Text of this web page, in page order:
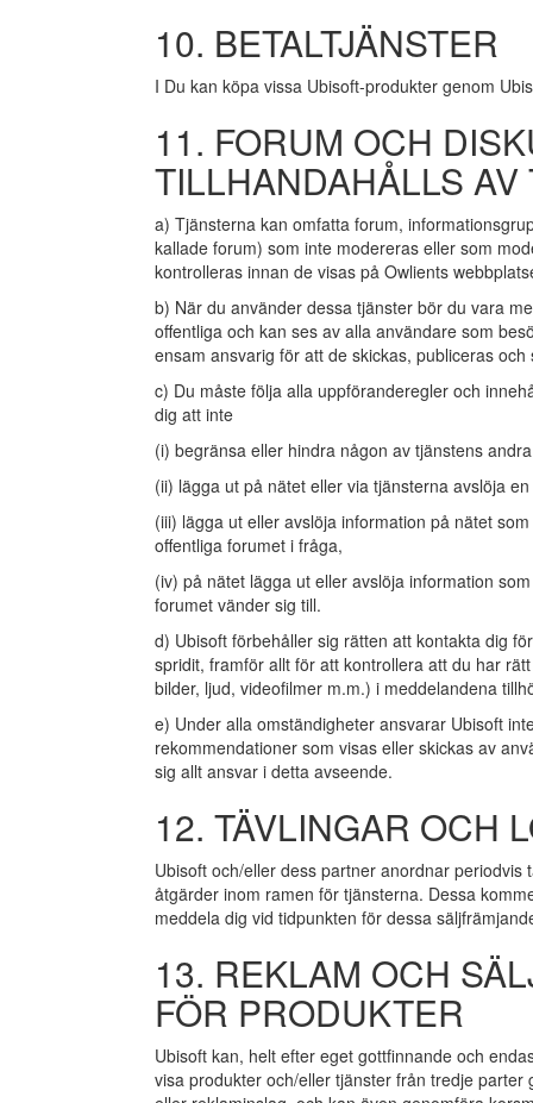
10. BETALTJÄNSTER
I Du kan köpa vissa Ubisoft-produkter genom
11. FORUM OCH
TILLHANDAHÅLLS AV
a) Tjänsterna kan omfatta forum,
kallade forum) som inte modereras eller som
kontrolleras innan de visas på Owlients
b) När du använder dessa tjänster bör du vara
offentliga och kan ses av alla användare som
ensam ansvarig för att de skickas, publiceras och
c) Du måste följa alla uppföranderegler och
dig att inte
(i) begränsa eller hindra någon av tjänstens
(ii) lägga ut på nätet eller via tjänsterna avslöja
(iii) lägga ut eller avslöja information på nätet
offentliga forumet i fråga,
(iv) på nätet lägga ut eller avslöja information
forumet vänder sig till.
d) Ubisoft förbehåller sig rätten att kontakta dig
spridit, framför allt för att kontrollera att du har
bilder, ljud, videofilmer m.m.) i meddelandena
e) Under alla omständigheter ansvarar Ubisoft
rekommendationer som visas eller skickas av
sig allt ansvar i detta avseende.
12. TÄVLINGAR OCH
Ubisoft och/eller dess partner anordnar
åtgärder inom ramen för tjänsterna. Dessa
meddela dig vid tidpunkten för dessa
13. REKLAM OCH
FÖR PRODUKTER
Ubisoft kan, helt efter eget gottfinnande och
visa produkter och/eller tjänster från tredje